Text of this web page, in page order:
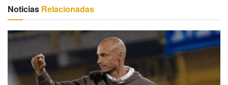
Noticias Relacionadas